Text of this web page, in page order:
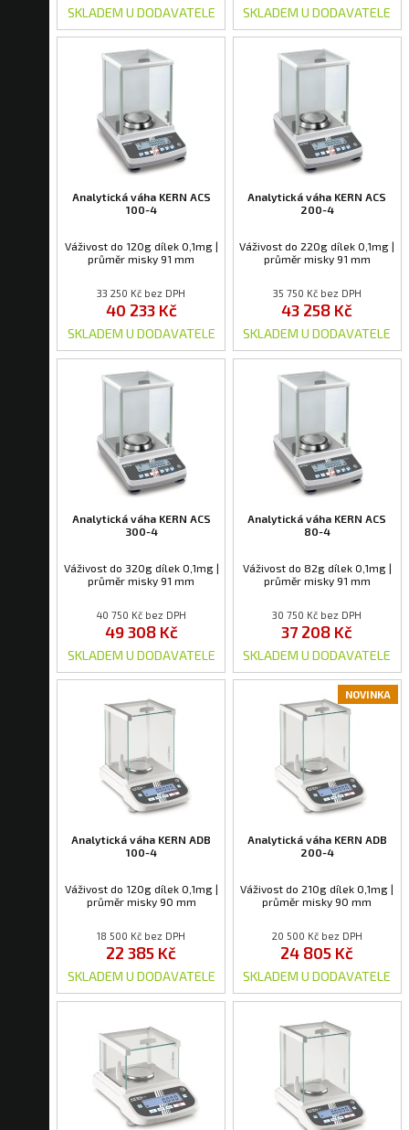
SKLADEM U DODAVATELE SKLADEM U DODAVATELE
Analytická váha KERN ACS
100-4
Váživost do 120g dílek 0,1mg |
průměr misky 91 mm
33 250 Kč bez DPH
40 233 Kč
SKLADEM U DODAVATELE
Analytická váha KERN ACS
200-4
Váživost do 220g dílek 0,1mg |
průměr misky 91 mm
35 750 Kč bez DPH
43 258 Kč
SKLADEM U DODAVATELE
Analytická váha KERN ACS
300-4
Váživost do 320g dílek 0,1mg |
průměr misky 91 mm
40 750 Kč bez DPH
49 308 Kč
SKLADEM U DODAVATELE
Analytická váha KERN ACS
80-4
Váživost do 82g dílek 0,1mg |
průměr misky 91 mm
30 750 Kč bez DPH
37 208 Kč
SKLADEM U DODAVATELE
Analytická váha KERN ADB
100-4
Váživost do 120g dílek 0,1mg |
průměr misky 90 mm
18 500 Kč bez DPH
22 385 Kč
SKLADEM U DODAVATELE
NOVINKA
Analytická váha KERN ADB
200-4
Váživost do 210g dílek 0,1mg |
průměr misky 90 mm
20 500 Kč bez DPH
24 805 Kč
SKLADEM U DODAVATELE